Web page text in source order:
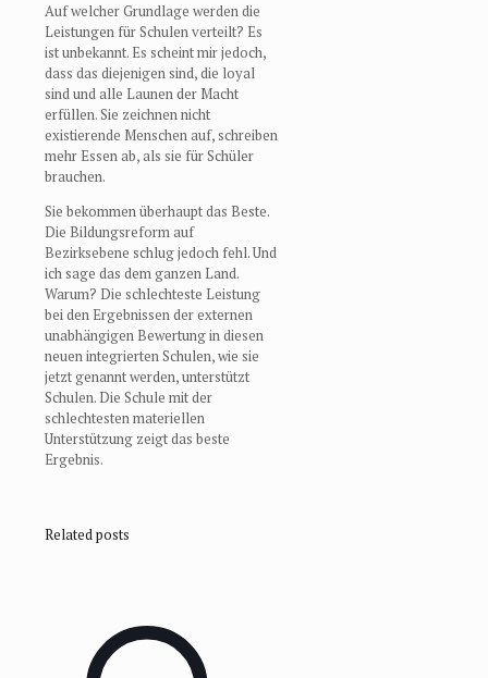
Auf welcher Grundlage werden die
Leistungen für Schulen verteilt? Es
ist unbekannt. Es scheint mir jedoch,
dass das diejenigen sind, die loyal
sind und alle Launen der Macht
erfüllen. Sie zeichnen nicht
existierende Menschen auf, schreiben
mehr Essen ab, als sie für Schüler
brauchen.
Sie bekommen überhaupt das Beste.
Die Bildungsreform auf
Bezirksebene schlug jedoch fehl. Und
ich sage das dem ganzen Land.
Warum? Die schlechteste Leistung
bei den Ergebnissen der externen
unabhängigen Bewertung in diesen
neuen integrierten Schulen, wie sie
jetzt genannt werden, unterstützt
Schulen. Die Schule mit der
schlechtesten materiellen
Unterstützung zeigt das beste
Ergebnis.
Related posts